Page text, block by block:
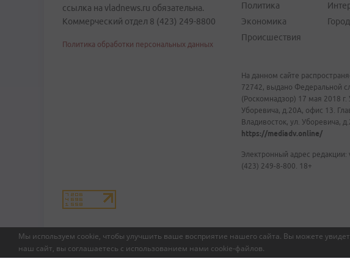
Мы используем cookie, чтобы улучшить ваше восприятие нашего сайта. Вы можете
наш сайт, вы соглашаетесь с использованием нами cookie-файлов.
ссылка на vladnews.ru обязательна.
Коммерческий отдел 8 (423) 249-8800
Политика обработки персональных данных
Политика
Экономика
Происшествия
На данном сайте
72742, выдано Федеральной
(Роскомнадзор) 17 мая 2018
Уборевича, д.20А, офис 13.
Владивосток, ул. Уборевича,
https://mediadv.online/
Электронный адрес
(423) 249-8-800. 18+